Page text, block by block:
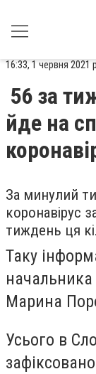
16:33, 1 червня 2021
56 за
йде на
За минулий
коронавірус
тиждень ця
Таку
начальника
Марина
Усього в